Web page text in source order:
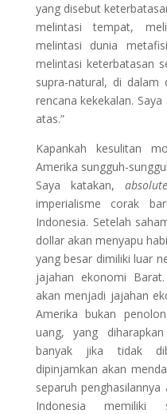
yang disebut
melintasi tempat,
melintasi dunia
melintasi keterbatasan
supra-natural, di dalam
rencana kekekalan.
atas.”
Kapankah kesulitan
Amerika sungguh-
Saya katakan,
imperialisme corak
Indonesia. Setelah
dollar akan menyapu
yang besar dimiliki luar
jajahan ekonomi
akan menjadi jajahan
Amerika bukan
uang, yang
banyak jika tidak
dipinjamkan akan
separuh
Indonesia memiliki